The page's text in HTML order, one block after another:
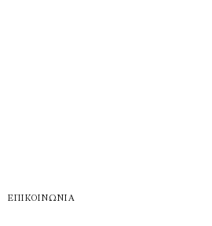
ΕΠΙΚΟΙΝΩΝΊΑ